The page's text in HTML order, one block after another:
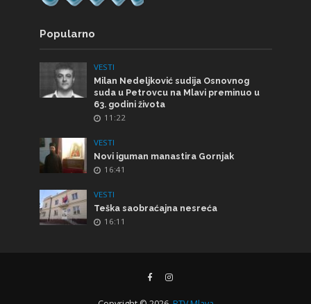
Popularno
VESTI
Milan Nedeljković sudija Osnovnog
suda u Petrovcu na Mlavi preminuo u
63. godini života
11:22
VESTI
Novi iguman manastira Gornjak
16:41
VESTI
Teška saobraćajna nesreća
16:11